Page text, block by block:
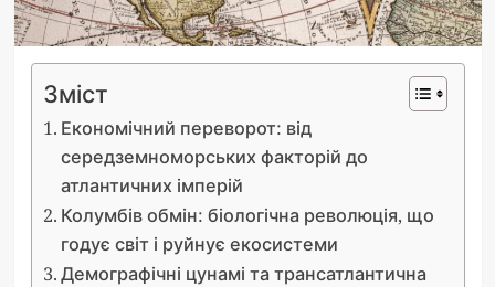
Зміст
Економічний переворот: від
середземноморських факторій до
атлантичних імперій
Колумбів обмін: біологічна революція, що
годує світ і руйнує екосистеми
Демографічні цунамі та трансатлантична